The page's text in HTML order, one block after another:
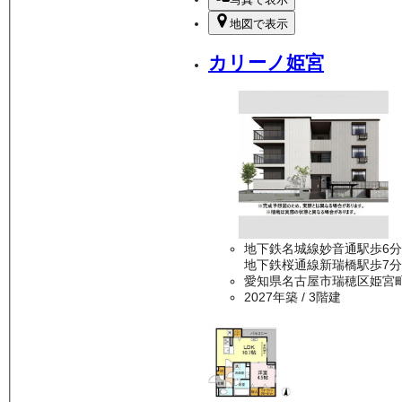
地図で表示
カリーノ姫宮
地下鉄名城線妙音通駅歩6分
地下鉄桜通線新瑞橋駅歩7分
愛知県名古屋市瑞穂区姫宮
2027年築 / 3階建